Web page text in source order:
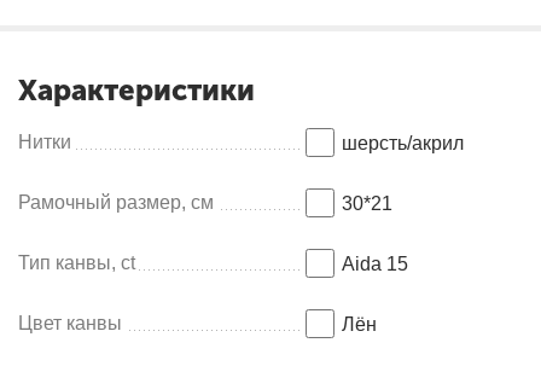
Характеристики
Нитки шерсть/акрил
Рамочный размер, см 30*21
Тип канвы, ct Aida 15
Цвет канвы Лён